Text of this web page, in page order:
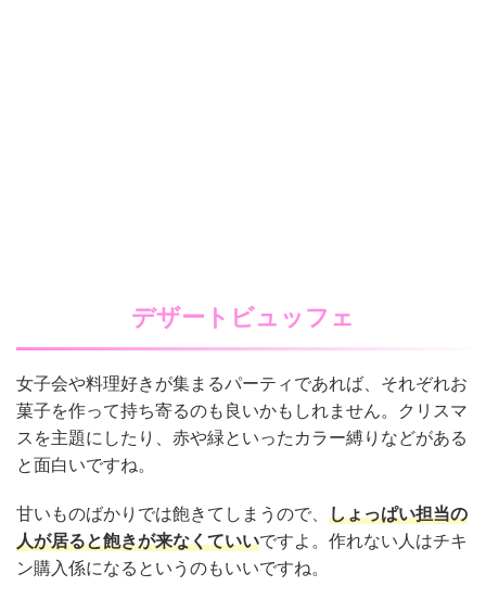
デザートビュッフェ
女子会や料理好きが集まるパーティであれば、それぞれお
菓子を作って持ち寄るのも良いかもしれません。クリスマ
スを主題にしたり、赤や緑といったカラー縛りなどがある
と面白いですね。
甘いものばかりでは飽きてしまうので、 しょっぱい担当の
人が居ると飽きが来なくていいですよ。作れない人はチキ
ン購入係になるというのもいいですね。